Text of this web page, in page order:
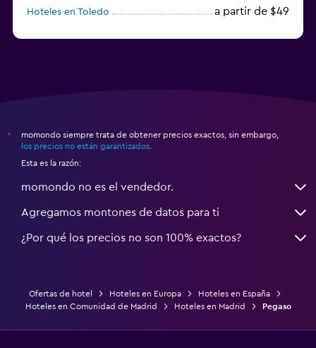
Hoteles en Toledo a partir de $49
*
momondo siempre trata de obtener precios exactos, sin embargo,
los precios no están garantizados
Esta es la razón:
momondo no es el vendedor.
Agregamos montones de datos para ti
¿Por qué los precios no son 100% exactos?
Ofertas de hotel Hoteles en Europa
Hoteles en España
Hoteles en Comunidad de Madrid
Hoteles en Madrid Pegaso